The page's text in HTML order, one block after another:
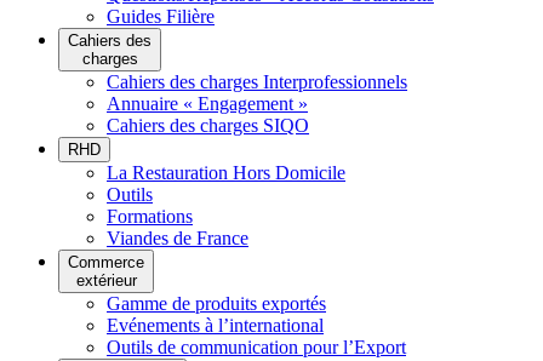
Guides Filière
Cahiers des
charges
Cahiers des charges Interprofessionnels
Annuaire « Engagement »
Cahiers des charges SIQO
RHD
La Restauration Hors Domicile
Outils
Formations
Viandes de France
Commerce
extérieur
Gamme de produits exportés
Evénements à l’international
Outils de communication pour l’Export